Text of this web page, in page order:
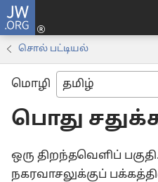
JW.ORG
சொல் பட்டியல்
மொழி
பொது
ஒரு திறந்தவெளிப்
நகரவாசலுக்குப்